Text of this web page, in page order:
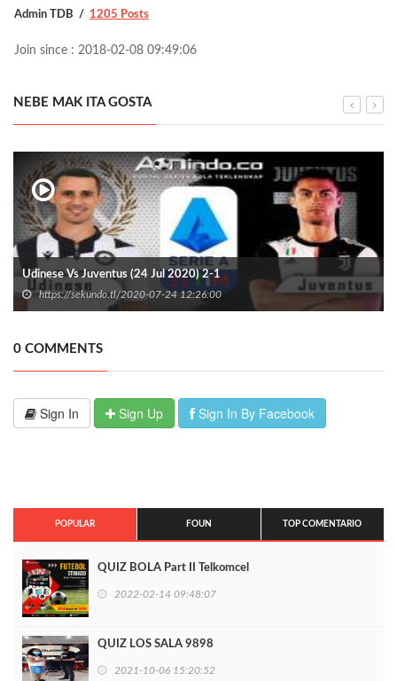
Admin TDB 1205 Posts
Join since : 2018-02-08 09:49:06
NEBE MAK ITA GOSTA
Udinese Vs Juventus (24 Jul 2020) 2-1
https://sekundo.tl/2020-07-24 12:26:00
0 COMMENTS
Sign In Sign Up Sign In By Facebook
POPULAR FOUN TOP COMENTARIO
QUIZ BOLA Part II Telkomcel
2022-02-14 09:48:07
QUIZ LOS SALA 9898
2021-10-06 15:20:52